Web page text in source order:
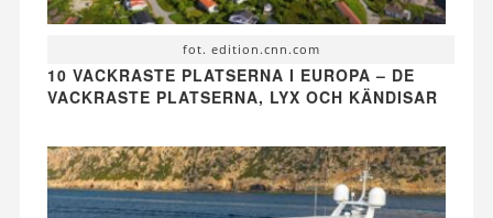
fot. edition.cnn.com
10 VACKRASTE PLATSERNA I EUROPA – DE
VACKRASTE PLATSERNA, LYX OCH KÄNDISAR